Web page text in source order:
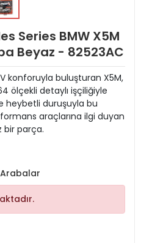
Series BMW X5M
Beyaz - 82523AC
konforuyla buluşturan X5M,
ölçekli detaylı işçiliğiyle
heybetli duruşuyla bu
araçlarına ilgi duyan
bir parça.